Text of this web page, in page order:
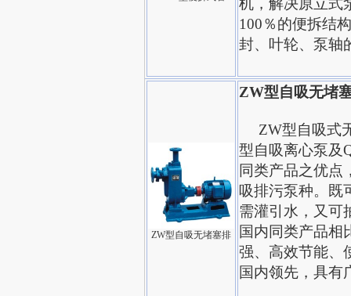
机，解决原立式
100％的便拆结
封、叶轮、泵轴
ZW型自吸无堵塞排
ZW型自吸无堵
ZW型自吸式
型自吸离心泵及
同类产品之优点
吸排污泵种。既
需灌引水，又可
国内同类产品相
强、高效节能、
国内领先，具有